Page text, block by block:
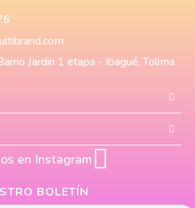
Jardin 1 etapa - Ibagué, Tolima
en Instagram
BOLETÍN